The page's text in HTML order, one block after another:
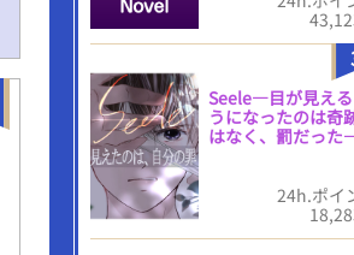
Seele―目が見え
うになったのは奇
はなく、罰だっ
24h.ポイ